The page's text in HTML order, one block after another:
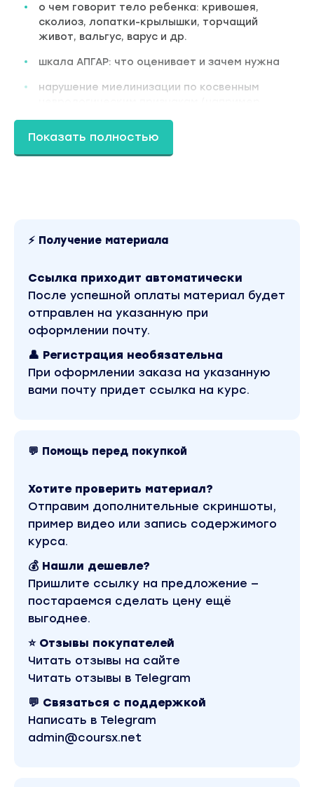
о чем говорит тело ребенка: кривошея,
сколиоз, лопатки-крылышки, торчащий
живот, вальгус, варус и др.
шкала АПГАР: что оценивает и зачем нужна
нарушение миелинизации по косвенным
осложнения после родов, в том числе
гипоксия и асфиксия (головные боли, ранний
трудности в крупной моторике
развитие сенсорных систем: тактильной,
проприоцептивной, вестибулярной,
слуховой, зрительной
Аппаратные исследования
ЭЭГ
УЗДГ
Интегративный подход
нейровоспаление
обменные процессы
по его внешности
разбор общего анализа крови
эпиактивность и острые волны на ЭЭГ
К кому идти за помощью, если:
выявлены дефициты по внешности ребенка
ребенок не понимает речь
задержка речи
Показать полностью
⚡ Получение материала
Ссылка приходит автоматически
После успешной оплаты материал будет
отправлен на указанную при
оформлении почту.
👤 Регистрация необязательна
При оформлении заказа на указанную
вами почту придет ссылка на курс.
💬 Помощь перед покупкой
Хотите проверить материал?
Отправим дополнительные скриншоты,
пример видео или запись содержимого
курса.
💰 Нашли дешевле?
Пришлите ссылку на предложение —
постараемся сделать цену ещё
выгоднее.
⭐ Отзывы покупателей
Читать отзывы на сайте
Читать отзывы в Telegram
💬 Связаться с поддержкой
Написать в Telegram
admin@coursx.net